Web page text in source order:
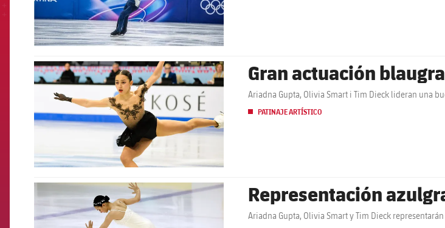
FCB Barcelona badge Gran actuación
Ariadna Gupta, Olivia Smart i Tim Dieck lideran una
PATINAJE ARTÍSTICO
Representación
Ariadna Gupta, Olivia Smart y Tim Dieck